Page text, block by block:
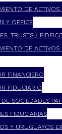
DE ACTIVOS
OFFICE
TRUSTS /
DE
FINANCIERO
FIDUCIARIO
SOCIEDADES
FIDUCIARIAS
Y URUGUAYOS